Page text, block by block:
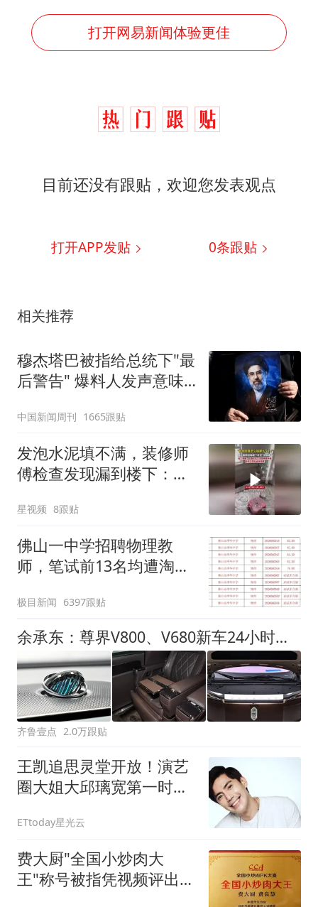
打开网易新闻体验更佳
目前还没有跟贴，欢迎您发表观点
打开APP发贴 0条跟贴
相关推荐
穆杰塔巴被指给总统下"最
后警告" 爆料人发声意味
中国新闻周刊 1665跟贴
发泡水泥填不满，装修师
傅检查发现漏到楼下：出
星视频 8跟贴
佛山一中学招聘物理教
师，笔试前13名均遭淘
聘，成立调查组全面核查
极目新闻 6397跟贴
余承东：尊界V800、V680新车24小时大定突破3500台
齐鲁壹点 2.0万跟贴
王凯追思灵堂开放！演艺
圈大姐大邱璃宽第一时间
场
ETtoday星光云
费大厨"全国小炒肉大
王"称号被指凭视频评出